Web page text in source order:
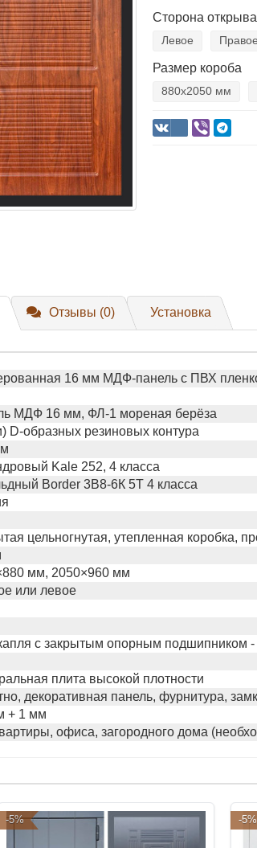
Сторона
Левое Правое
Размер короба
880х2050 мм
Отзывы (0) Установка
16 мм МДФ-панель с ПВХ
МДФ 16 мм, ФЛ-1 мореная берёза
D-образных резиновых контура
Kale 252, 4 класса
Border 3В8-6К 5Т 4 класса
цельногнутая, утепленная коробка,
мм, 2050×960 мм
или левое
с закрытым опорным подшипником
плита высокой плотности
декоративная панель, фурнитура,
+ 1 мм
офиса, загородного дома
-5% -5%